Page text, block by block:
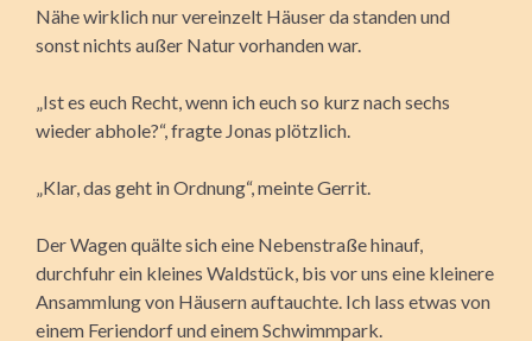
Nähe wirklich nur vereinzelt Häuser da standen und
sonst nichts außer Natur vorhanden war.
„Ist es euch Recht, wenn ich euch so kurz nach sechs
wieder abhole?“, fragte Jonas plötzlich.
„Klar, das geht in Ordnung“, meinte Gerrit.
Der Wagen quälte sich eine Nebenstraße hinauf,
durchfuhr ein kleines Waldstück, bis vor uns eine kleinere
Ansammlung von Häusern auftauchte. Ich lass etwas von
einem Feriendorf und einem Schwimmpark.